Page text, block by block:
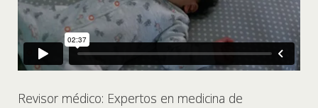
Revisor médico: Expertos en medicina de